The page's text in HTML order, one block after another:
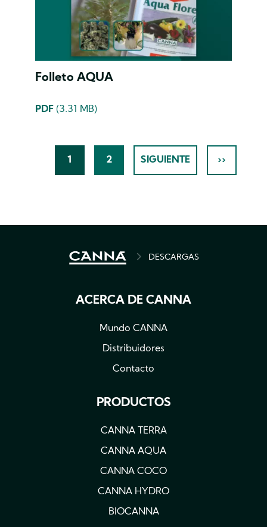
Folleto AQUA
PDF (3.31 MB)
Pagination
CURRENT
PAGE
1 PÁGINA
2
NEXT
PAGE
SIGUIENTE
LAST
PAGE
››
BREADCRUMBDESCARGAS
ACERCA DE CANNA
Mundo CANNA
Distribuidores
Contacto
PRODUCTOS
CANNA TERRA
CANNA AQUA
CANNA COCO
CANNA HYDRO
BIOCANNA